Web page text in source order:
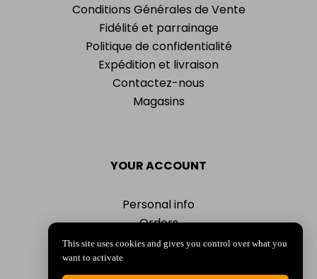
Conditions Générales de Vente
Fidélité et parrainage
Politique de confidentialité
Expédition et livraison
Contactez-nous
Magasins
YOUR ACCOUNT
Personal info
Orders
Addresses
This site uses cookies and gives you control over what you
want to activate